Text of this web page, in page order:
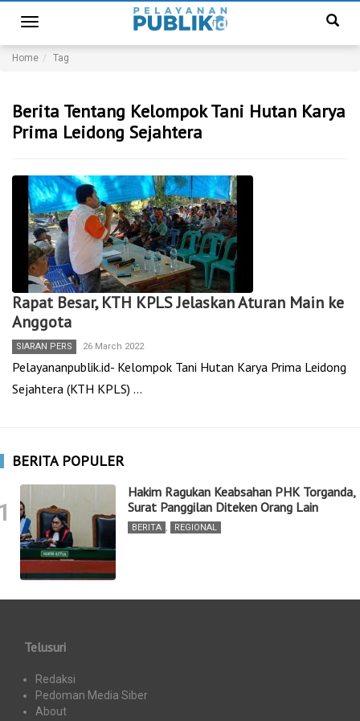
Toggle
navigation
Home Tag
Berita Tentang Kelompok Tani Hutan Karya
Prima Leidong Sejahtera
Rapat Besar, KTH KPLS Jelaskan Aturan Main ke
Anggota
SIARAN PERS 26 March 2022
Pelayananpublik.id- Kelompok Tani Hutan Karya Prima Leidong
Sejahtera (KTH KPLS) …
BERITA POPULER
Hakim Ragukan Keabsahan PHK Torganda,
Surat Panggilan Diteken Orang Lain
BERITA , REGIONAL
Telusuri
Redaksi
Pedoman Media Siber
About